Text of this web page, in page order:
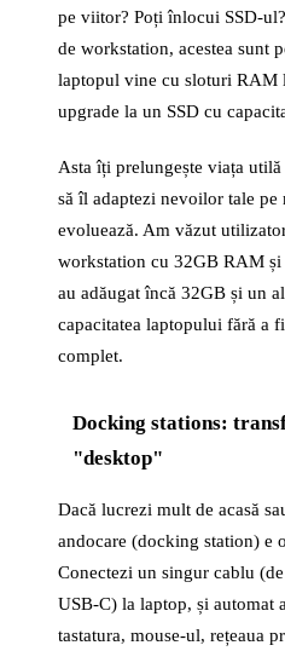
pe viitor? Poți înlocui SSD-
de workstation, acestea sunt
laptopul vine cu sloturi RAM
upgrade la un SSD cu
Asta îți prelungește viața
să îl adaptezi nevoilor tale pe
evoluează. Am văzut
workstation cu 32GB RAM și
au adăugat încă 32GB și un
capacitatea laptopului fără a
complet.
Docking stations:
"desktop"
Dacă lucrezi mult de acasă
andocare (docking station) e
Conectezi un singur cablu
USB-C) la laptop, și automat
tastatura, mouse-ul, rețeaua